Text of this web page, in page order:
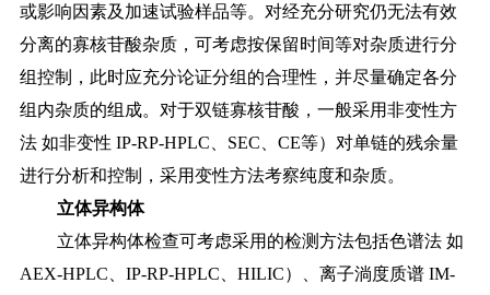
或影响因素及加速试验样品等。对经充分研究仍无法有效
分离的寡核苷酸杂质，可考虑按保留时间等对杂质进行分
组控制，此时应充分论证分组的合理性，并尽量确定各分
组内杂质的组成。对于双链寡核苷酸，一般采用非变性方
法 如非变性 IP-RP-HPLC、SEC、CE等）对单链的残余量
进行分析和控制，采用变性方法考察纯度和杂质。
立体异构体
立体异构体检查可考虑采用的检测方法包括色谱法 如
AEX-HPLC、IP-RP-HPLC、HILIC）、离子淌度质谱 IM-